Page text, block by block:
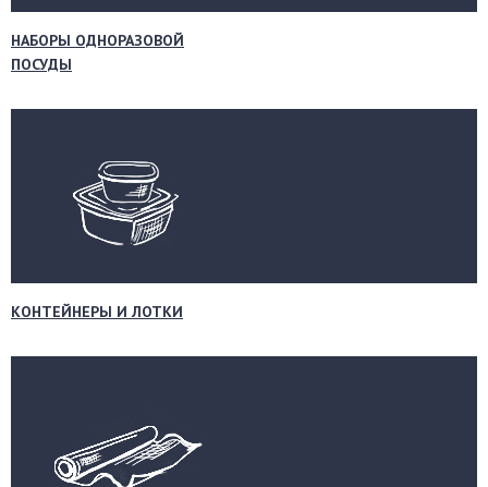
НАБОРЫ ОДНОРАЗОВОЙ
ПОСУДЫ
КОНТЕЙНЕРЫ И ЛОТКИ